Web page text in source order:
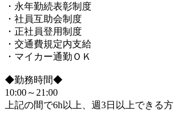
・永年勤続表彰制度
・社員互助会制度
・正社員登用制度
・交通費規定内支給
・マイカー通勤ＯＫ
◆勤務時間◆
10:00～21:00
上記の間で6h以上、週3日以上できる方